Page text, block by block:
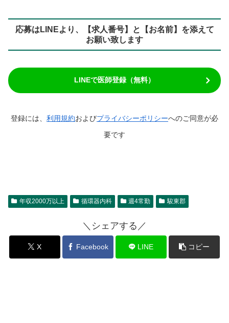
応募はLINEより、【求人番号】と【お名前】を添えて
お願い致します
LINEで医師登録（無料）
登録には、 利用規約およびプライバシーポリシーへのご同意が必
要です
年収2000万以上 循環器内科 週4常勤 駿東郡
＼シェアする／
X Facebook LINE コピー